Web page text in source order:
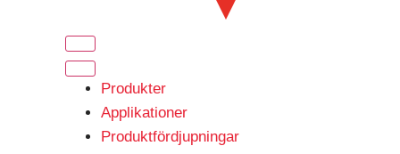
Produkter
Applikationer
Produktfördjupningar